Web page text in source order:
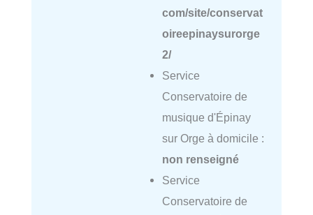
com/site/conservat
oireepinaysurorge
2/
Service
Conservatoire de
musique d'Épinay
sur Orge à domicile :
non renseigné
Service
Conservatoire de